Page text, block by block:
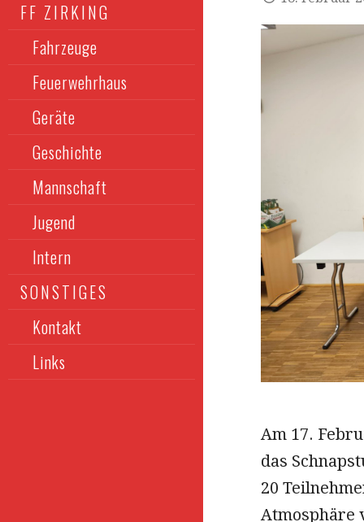
FF ZIRKING
Fahrzeuge
Feuerwehrhaus
Geräte
Geschichte
Mannschaft
Jugend
Intern
SONSTIGES
Kontakt
Links
Am 17.
das
20
Atmosphäre